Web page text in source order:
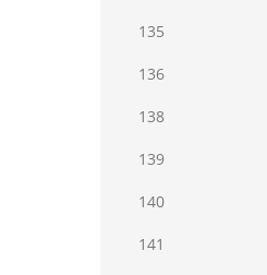
135
136
138
139
140
141